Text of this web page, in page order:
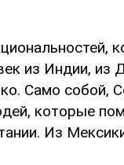
из Индии, из
Само
которые
Из